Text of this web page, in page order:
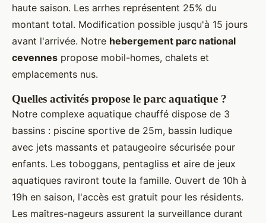
haute saison. Les arrhes représentent 25% du
montant total. Modification possible jusqu'à 15 jours
avant l'arrivée. Notre hebergement parc national
cevennes propose mobil-homes, chalets et
emplacements nus.
Quelles activités propose le parc aquatique ?
Notre complexe aquatique chauffé dispose de 3
bassins : piscine sportive de 25m, bassin ludique
avec jets massants et pataugeoire sécurisée pour
enfants. Les toboggans, pentagliss et aire de jeux
aquatiques raviront toute la famille. Ouvert de 10h à
19h en saison, l'accès est gratuit pour les résidents.
Les maîtres-nageurs assurent la surveillance durant